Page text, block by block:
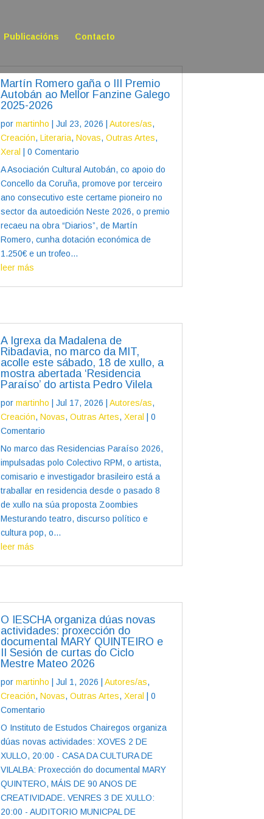
Publicacións Contacto
Martín Romero gaña o III Premio
Autobán ao Mellor Fanzine Galego
2025-2026
por martinho | Jul 23, 2026 | Autores/as,
Creación, Literaria, Novas, Outras Artes,
Xeral | 0 Comentario
A Asociación Cultural Autobán, co apoio do
Concello da Coruña, promove por terceiro
ano consecutivo este certame pioneiro no
sector da autoedición Neste 2026, o premio
recaeu na obra “Diarios”, de Martín
Romero, cunha dotación económica de
1.250€ e un trofeo...
leer más
A Igrexa da Madalena de
Ribadavia, no marco da MIT,
acolle este sábado, 18 de xullo, a
mostra abertada ‘Residencia
Paraíso’ do artista Pedro Vilela
por martinho Jul 17, 2026 Autores/as,
Creación, Novas, Outras Artes, Xeral
| 0
Comentario
No marco das Residencias Paraíso 2026,
impulsadas polo Colectivo RPM, o artista,
comisario e investigador brasileiro está a
traballar en residencia desde o pasado 8
de xullo na súa proposta Zoombies
Mesturando teatro, discurso político e
cultura pop, o...
leer más
O IESCHA organiza dúas novas
actividades: proxección do
documental MARY QUINTEIRO e
II Sesión de curtas do Ciclo
Mestre Mateo 2026
por martinho Jul 1, 2026 Autores/as,
Creación, Novas, Outras Artes, Xeral
| 0
Comentario
O Instituto de Estudos Chairegos organiza
dúas novas actividades: XOVES 2 DE
XULLO, 20:00 - CASA DA CULTURA DE
VILALBA: Proxección do documental MARY
QUINTERO, MÁIS DE 90 ANOS DE
CREATIVIDADE. VENRES 3 DE XULLO:
20:00 - AUDITORIO MUNICPAL DE